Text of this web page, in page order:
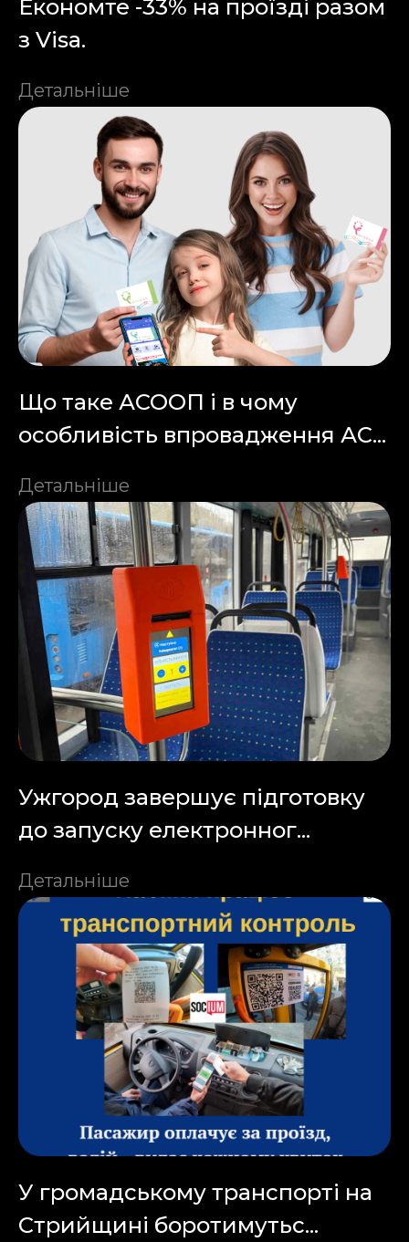
Економте -33% на проїзді разом
з Visa.
Детальніше
Що таке АСООП і в чому
особливість впровадження АС...
Детальніше
Ужгород завершує підготовку
до запуску електронног...
Детальніше
У громадському транспорті на
Стрийщині боротимутьс...